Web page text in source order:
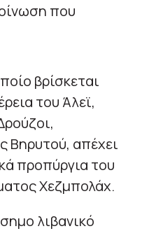
που
βρίσκεται
του Άλεϊ,
Βηρυτού, απέχει
προπύργια του
Χεζμπολάχ.
λιβανικό